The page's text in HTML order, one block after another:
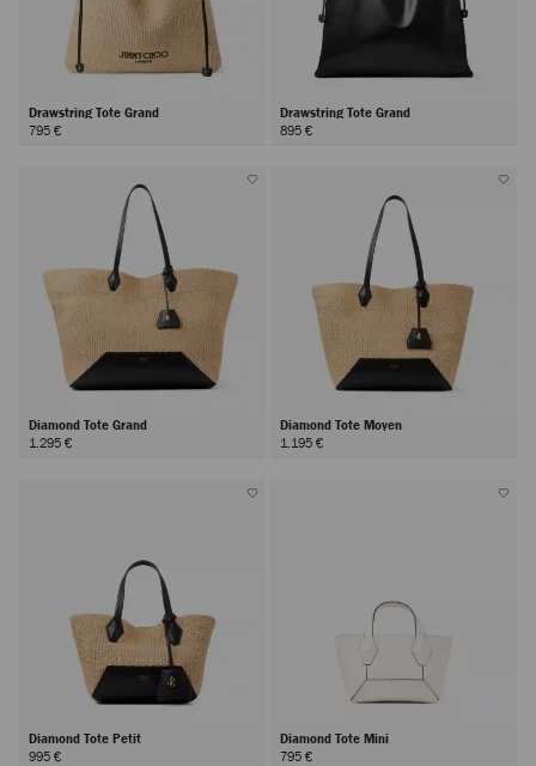
Drawstring Tote Grand
795 €
Drawstring Tote Grand
895 €
Diamond Tote Grand
1.295 €
Diamond Tote Moyen
1.195 €
Diamond Tote Petit
995 €
Diamond Tote Mini
795 €